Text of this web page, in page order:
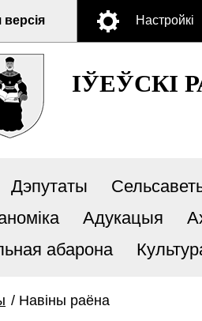
Настройкі
ІЎЕЎСКІ
Дэпутаты
Адукацыя
абарона
/ Навiны раёна